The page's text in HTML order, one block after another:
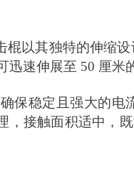
棍以其独特的伸缩
迅速伸展至 50 厘米
保稳定且强大的
，接触面积适中，